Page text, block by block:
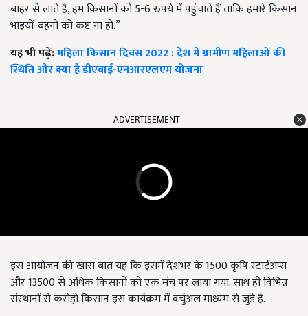
बाहर से लाते हैं, हम किसानों को 5-6 रुपये में पहुंचाते हैं ताकि हमारे किसान
भाइयों-बहनों को कष्ट ना हो.”
यह भी पढ़ें:महिला किसान दिवस 2022 : देश में ग्रामीण महिलाओं की
स्थिति और क्या है डीएवाई-एनआरएलएम योजना
ADVERTISEMENT
इस आयोजन की खास बात यह कि इसमें देशभर के 1500 कृषि स्टार्टअप्स
और 13500 से अधिक किसानों को एक मंच पर लाया गया. साथ ही विभिन्न
संस्थानों से करोड़ो किसान इस कार्यक्रम में वर्चुअल माध्यम से जुडे हैं.